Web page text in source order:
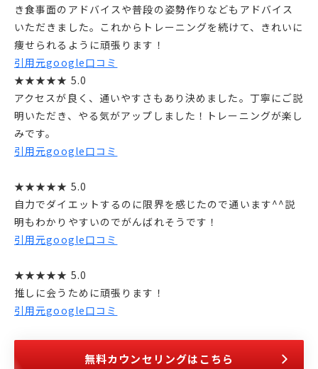
き食事面のアドバイスや普段の姿勢作りなどもアドバイス
いただきました。これからトレーニングを続けて、きれいに
痩せられるように頑張ります！
引用元google口コミ
★★★★★ 5.0
アクセスが良く、通いやすさもあり決めました。丁寧にご説
明いただき、やる気がアップしました！トレーニングが楽し
みです。
引用元google口コミ
★★★★★ 5.0
自力でダイエットするのに限界を感じたので通います^^説
明もわかりやすいのでがんばれそうです！
引用元google口コミ
★★★★★ 5.0
推しに会うために頑張ります！
引用元google口コミ
無料カウンセリングはこちら